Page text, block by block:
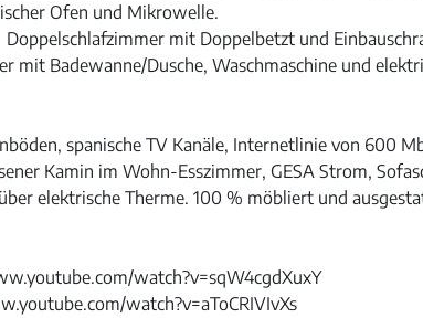
Ofen und Mikrowelle.
Doppelschlafzimmer mit Doppelbetzt und
mit Badewanne/Dusche, Waschmaschine und
spanische TV Kanäle, Internetlinie von 600
Kamin im Wohn-Esszimmer, GESA Strom,
elektrische Therme. 100 % möbliert und
watch?v=sqW4cgdXuxY
watch?v=aToCRIVIvXs